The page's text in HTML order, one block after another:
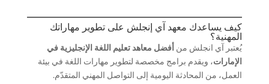
كيف يساعدك معهد آي إنجلش على تطوير مهاراتك
المهنية؟
يُعتبر آي انجلش منأفضل معاهد تعليم اللغة الإنجليزية في
الإمارات، ويقدم برامج مخصصة لتطوير مهارات اللغة في بيئة
العمل، من المحادثة اليومية إلى التواصل المهني المتقدّم.